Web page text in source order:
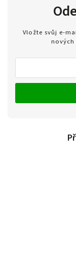
Vložte svůj e-
nových